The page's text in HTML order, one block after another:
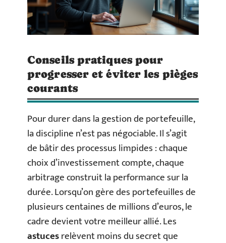
Conseils pratiques pour
progresser et éviter les pièges
courants
Pour durer dans la gestion de portefeuille,
la discipline n’est pas négociable. Il s’agit
de bâtir des processus limpides : chaque
choix d’investissement compte, chaque
arbitrage construit la performance sur la
durée. Lorsqu’on gère des portefeuilles de
plusieurs centaines de millions d’euros, le
cadre devient votre meilleur allié. Les
astucesrelèvent moins du secret que